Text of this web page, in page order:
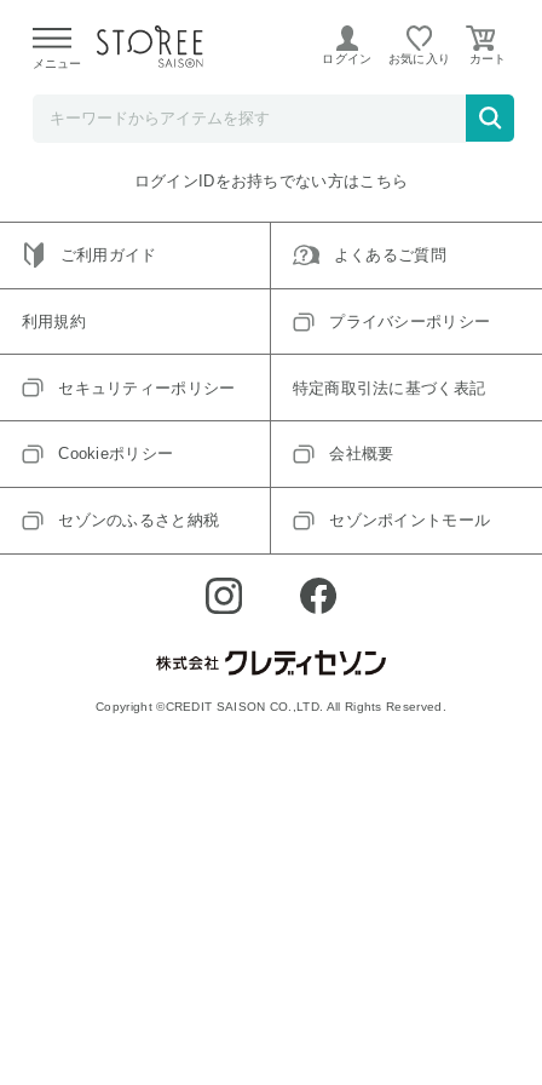
よる配送遅延が発生しております。
メニュー ログイン お気に入り
ご指定のアイテムは取り扱い終了、またはただいま取り扱い
トップへ戻る
ログインIDをお持ちでない方はこちら
ご利用ガイド よくあるご質問
利用規約 プライバシーポリシー
セキュリティーポリシー 特定商取引法に基づく表記
Cookieポリシー 会社概要
セゾンのふるさと納税 セゾンポイントモール
Copyright ©CREDIT SAISON CO.,LTD. All Rights Reserved.